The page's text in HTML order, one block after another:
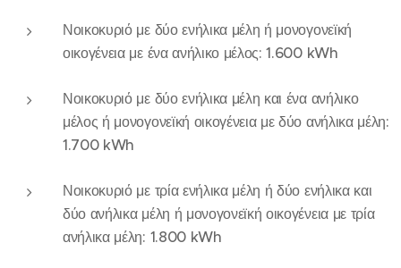
Νοικοκυριό με δύο ενήλικα μέλη ή μονογονεϊκή
οικογένεια με ένα ανήλικο μέλος: 1.600 kWh
Νοικοκυριό με δύο ενήλικα μέλη και ένα ανήλικο
μέλος ή μονογονεϊκή οικογένεια με δύο ανήλικα μέλη:
1.700 kWh
Νοικοκυριό με τρία ενήλικα μέλη ή δύο ενήλικα και
δύο ανήλικα μέλη ή μονογονεϊκή οικογένεια με τρία
ανήλικα μέλη: 1.800 kWh